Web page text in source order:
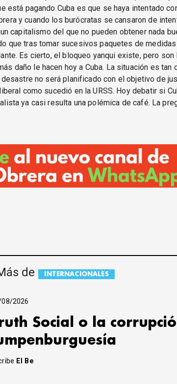
está pagando Cuba es que se haya intentado
y cuando los burócratas se cansaron de
capitalismo del que no pueden obtener nada
que tras tomar sucesivos paquetes de medidas
Es cierto, el bloqueo yanqui existe, pero son
daño le hacen hoy a Cuba. La situación es tan
no será planificado con el objetivo de
como sucedió en la URSS. Hoy debatir si
ya casi resulta una polémica de café. La
de INTERNACIONALES
2026
Social o la
El Be